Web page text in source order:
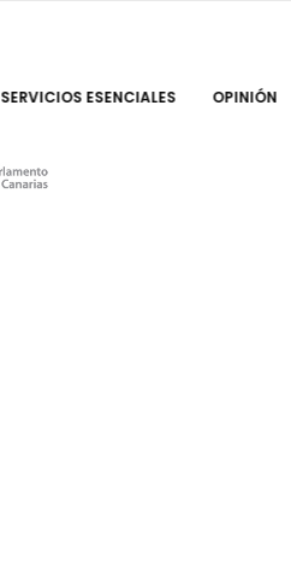
SERVICIOS ESENCIALES OPINIÓN